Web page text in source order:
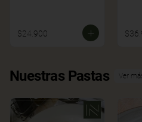
$24.900
Nuestras Pastas Ver